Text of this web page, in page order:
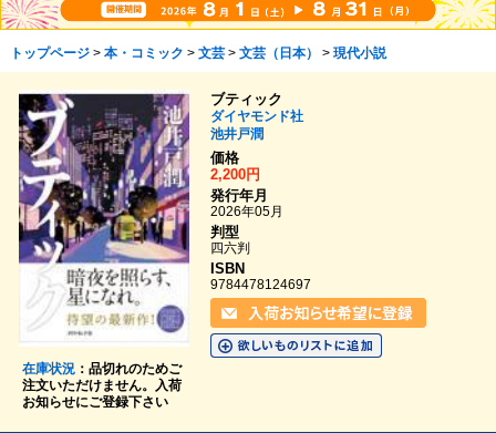
トップページ> 本・コミック > 文芸> 文芸（日本） > 現代小説
在庫状況：品切れのためご
注文いただけません。入荷
お知らせにご登録下さい
ブティック
ダイヤモンド社
池井戸潤
価格
2,200円
発行年月
2026年05月
判型
四六判
ISBN
9784478124697